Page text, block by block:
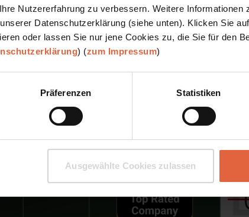
Nutzererfahrung zu verbessern. Weitere Informationen
Datenschutzerklärung (siehe unten). Klicken Sie
oder lassen Sie nur jene Cookies zu, die Sie für den
) (zum Impressum)
Präferenzen Statistiken
Ausgewählte Cookies zulassen